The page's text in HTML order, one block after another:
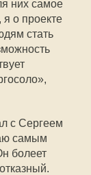
них самое
я о проекте
стать
с Сергеем
самым
болеет